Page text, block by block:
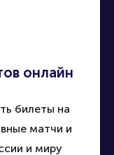
онлайн
билеты на
матчи и
и миру